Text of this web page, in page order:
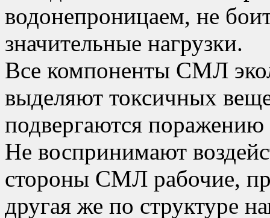
водонепроницаем, не
значительные нагрузки.
Все компоненты СМЛ
выделяют токсичных
подвергаются
Не воспринимают
стороны СМЛ рабочие,
другая же по структуре